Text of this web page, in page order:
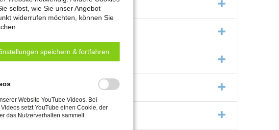
selbst, wie Sie unser Angebot
widerrufen möchten, können Sie
speichern & fortfahren
Website YouTube Videos. Bei
setzt YouTube einen Cookie, der
das Nutzerverhalten sammelt.